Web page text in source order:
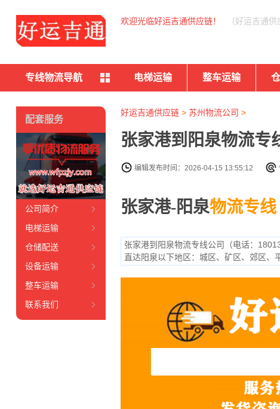
欢迎光临好运吉通供应链！ （好运吉通
专线物流导航 电梯运输 整车运输
好运吉通供应链> 苏州物流公司 >
张家港到阳泉物流专
编辑发布时间：2026-04-15 13:55:12
张家港-阳泉物流专线
张家港到阳泉物流专线公司（电话：
直达阳泉以下地区：城区、矿区、郊区、
配套服务
公司简介
电梯运输
仓储配送
设备运输
整车运输
联系我们